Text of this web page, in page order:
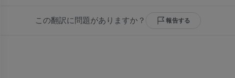
この翻訳に問題がありますか？ 報告する